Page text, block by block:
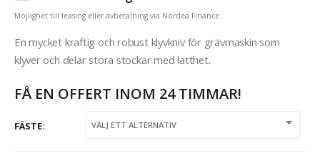
Möjlighet till leasing eller avbetalning via Nordea Finance.
En mycket kraftig och robust klyvkniv för grävmaskin som
klyver och delar stora stockar med lätthet.
FÅ EN OFFERT INOM 24 TIMMAR!
FÄSTE